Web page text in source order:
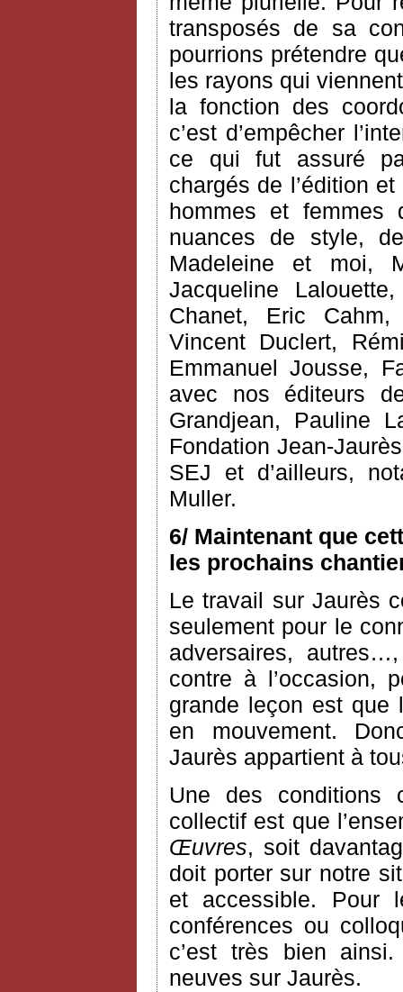
transposés de sa
pourrions prétendre
les rayons qui
la fonction des
c’est d’empêcher
ce qui fut assuré
chargés de l’édition
hommes et
nuances de style,
Madeleine et moi,
Jacqueline
Chanet, Eric Cahm,
Vincent Duclert,
Emmanuel Jousse,
avec nos éditeurs
Grandjean, Pauline
Fondation Jean-
SEJ et d’ailleurs,
Muller.
6/ Maintenant que
les prochains
Le travail sur Jaurès
seulement pour le
adversaires,
contre à l’occasion,
grande leçon est que
en mouvement.
Jaurès appartient à
Une des conditions
collectif est que
Œuvres, soit
doit porter sur notre
et accessible. Pour
conférences ou
c’est très bien
neuves sur Jaurès.